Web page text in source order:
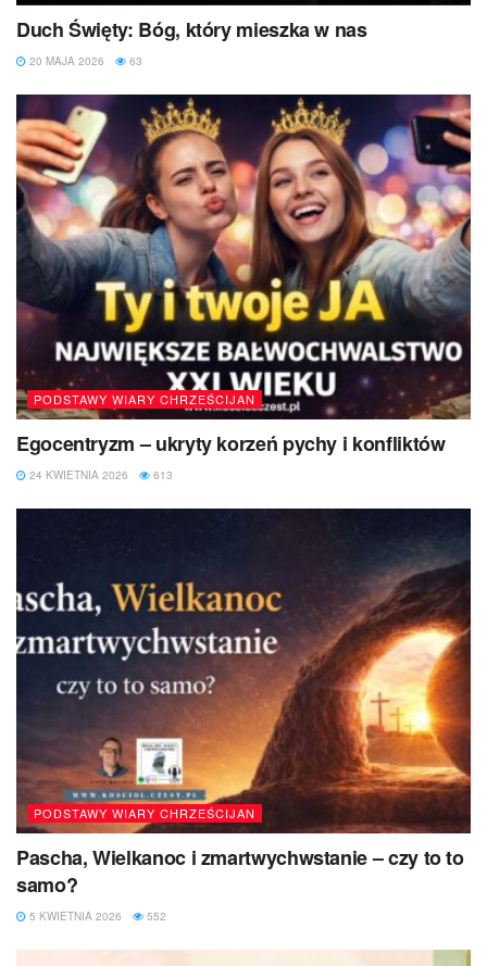
Duch Święty: Bóg, który mieszka w nas
20 MAJA 2026 63
PODSTAWY WIARY CHRZEŚCIJAN
Egocentryzm – ukryty korzeń pychy i konfliktów
24 KWIETNIA 2026 613
PODSTAWY WIARY CHRZEŚCIJAN
Pascha, Wielkanoc i zmartwychwstanie – czy to to
samo?
5 KWIETNIA 2026 552